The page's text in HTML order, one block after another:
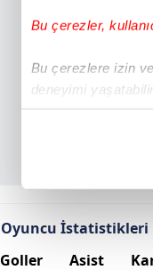
Bu çerezler,
Bu çerezlere izin
deneyimi
içerikleri
Sizlere daha iyi
çerezler
amacıyla
Oyuncu İstatistikleri
Goller
Asist